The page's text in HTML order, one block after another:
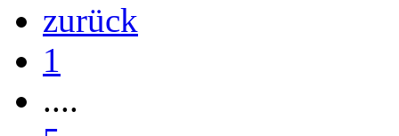
zurück
1
....